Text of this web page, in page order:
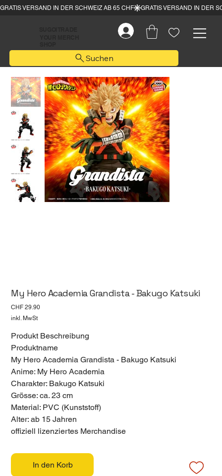
Suchen
My Hero Academia Grandista - Bakugo Katsuki
Preis
CHF 29.90
inkl. MwSt
Produkt Beschreibung
Produktname
My Hero Academia Grandista - Bakugo Katsuki
Anime: My Hero Academia
Charakter: Bakugo Katsuki
Grösse: ca. 23 cm
Material: PVC (Kunststoff)
Alter: ab 15 Jahren
offiziell lizenziertes Merchandise
In den Korb